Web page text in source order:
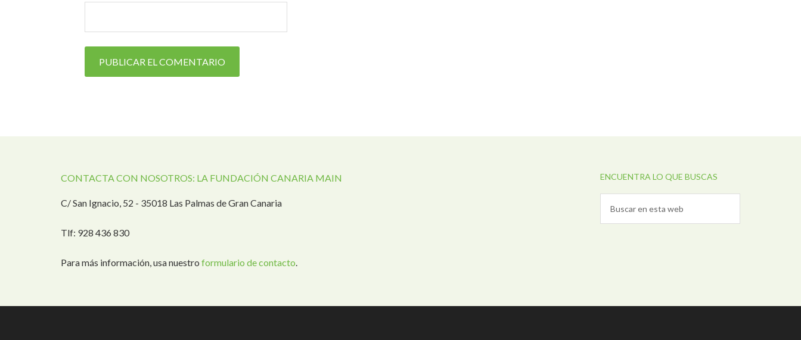
CONTACTA CON NOSOTROS: LA FUNDACIÓN CANARIA MAIN
C/ San Ignacio, 52 - 35018 Las Palmas de Gran Canaria
Tlf: 928 436 830
Para más información, usa nuestro formulario de contacto
ENCUENTRA LO QUE BUSCAS